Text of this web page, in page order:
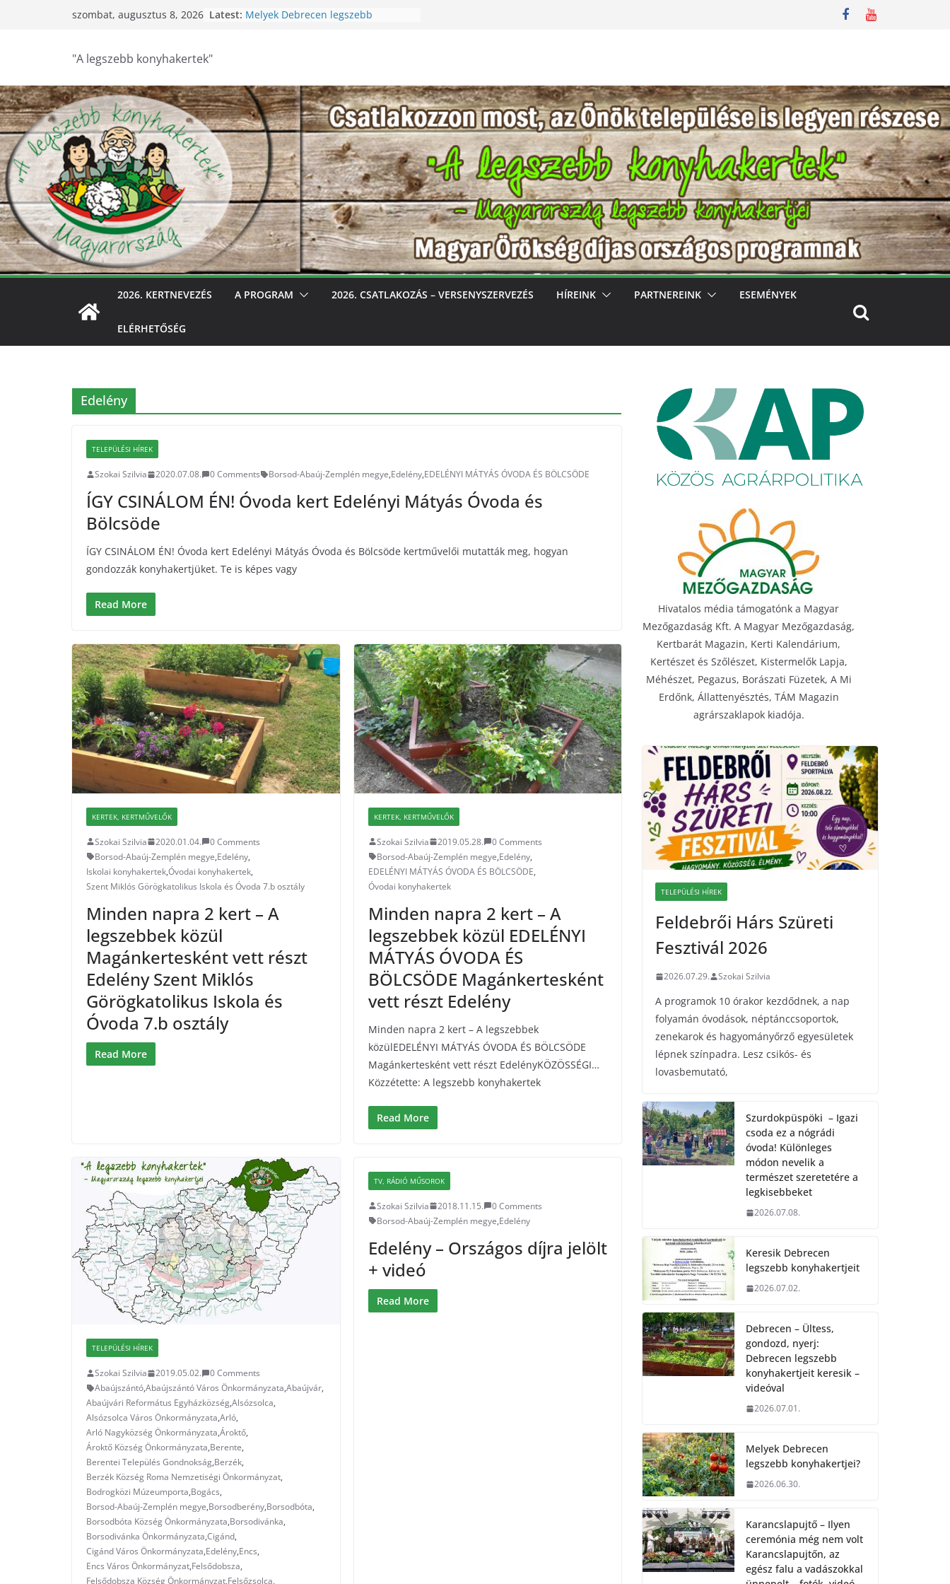
szombat, augusztus 8, 2026 Latest: Melyek Debrecen legszebb
nógrádi óvoda! Különleges módon
nevelik a természet szeretetére a
legkisebbeket
Keresik Debrecen legszebb
konyhakertjeit
Debrecen – Ültess, gondozd, nyerj:
Debrecen legszebb konyhakertjeit
keresik – videóval
"A legszebb konyhakertek"
2026. KERTNEVEZÉS A PROGRAM 2026. CSATLAKOZÁS – VERSENYSZERVEZÉS HÍREINK PARTNEREINK ESEMÉNYEK
ELÉRHETŐSÉG
Edelény
TELEPÜLÉSI HÍREK
Szokai Szilvia 2020.07.08. 0 Comments Borsod-Abaúj-Zemplén megye,Edelény,EDELÉNYI MÁTYÁS ÓVODA ÉS BÖLCSÖDE
ÍGY CSINÁLOM ÉN! Óvoda kert Edelényi Mátyás Óvoda és
Bölcsöde
ÍGY CSINÁLOM ÉN! Óvoda kert Edelényi Mátyás Óvoda és Bölcsöde kertművelői mutatták meg, hogyan
gondozzák konyhakertjüket. Te is képes vagy
Read More
KERTEK, KERTMŰVELŐK
Szokai Szilvia 2020.01.04.
0 Comments
Borsod-Abaúj-Zemplén megye,Edelény,
Iskolai konyhakertek,Óvodai konyhakertek,
Szent Miklós Görögkatolikus Iskola és Óvoda 7.b osztály
Minden napra 2 kert – A
legszebbek közül
Magánkertesként vett részt
Edelény Szent Miklós
Görögkatolikus Iskola és
Óvoda 7.b osztály
Read More
KERTEK, KERTMŰVELŐK
Szokai Szilvia 2019.05.28.
0 Comments
Borsod-Abaúj-Zemplén megye,Edelény,
EDELÉNYI MÁTYÁS ÓVODA ÉS BÖLCSÖDE,
Óvodai konyhakertek
Minden napra 2 kert – A
legszebbek közül EDELÉNYI
MÁTYÁS ÓVODA ÉS
BÖLCSÖDE Magánkertesként
vett részt Edelény
Minden napra 2 kert – A legszebbek
közülEDELÉNYI MÁTYÁS ÓVODA ÉS BÖLCSÖDE
Magánkertesként vett részt EdelényKÖZÖSSÉGI…
Közzétette: A legszebb konyhakertek
Read More
TELEPÜLÉSI HÍREK
Szokai Szilvia 2019.05.02.
0 Comments
Abaújszántó,Abaújszántó Város Önkormányzata,Abaújvár,
Abaújvári Református Egyházközség,Alsózsolca,
Alsózsolca Város Önkormányzata,Arló,
Arló Nagyközség Önkormányzata,Ároktő,
Ároktő Község Önkormányzata,Berente,
Berentei Település Gondnokság,Berzék,
Berzék Község Roma Nemzetiségi Önkormányzat,
Bodrogközi Múzeumporta,Bogács,
Borsod-Abaúj-Zemplén megye,Borsodberény,Borsodbóta,
Borsodbóta Község Önkormányzata,Borsodivánka,
Borsodivánka Önkormányzata,Cigánd,
Cigánd Város Önkormányzata,Edelény,Encs,
Encs Város Önkormányzat,Felsődobsza,
Felsődobsza Község Önkormányzat,Felsőzsolca,
TV, RÁDIÓ MŰSOROK
Szokai Szilvia 2018.11.15.
0 Comments
Borsod-Abaúj-Zemplén megye,Edelény
Edelény – Országos díjra jelölt
+ videó
Read More
Hivatalos média támogatónk a Magyar
Mezőgazdaság Kft. A Magyar Mezőgazdaság,
Kertbarát Magazin, Kerti Kalendárium,
Kertészet és Szőlészet, Kistermelők Lapja,
Méhészet, Pegazus, Borászati Füzetek, A Mi
Erdőnk, Állattenyésztés, TÁM Magazin
agrárszaklapok kiadója.
TELEPÜLÉSI HÍREK
Feldebrői Hárs Szüreti
Fesztivál 2026
2026.07.29. Szokai Szilvia
A programok 10 órakor kezdődnek, a nap
folyamán óvodások, néptánccsoportok,
zenekarok és hagyományőrző egyesületek
lépnek színpadra. Lesz csikós- és
lovasbemutató,
Szurdokpüspöki – Igazi
csoda ez a nógrádi
óvoda! Különleges
módon nevelik a
természet szeretetére a
legkisebbeket
2026.07.08.
Keresik Debrecen
legszebb konyhakertjeit
2026.07.02.
Debrecen – Ültess,
gondozd, nyerj:
Debrecen legszebb
konyhakertjeit keresik –
videóval
2026.07.01.
Melyek Debrecen
legszebb konyhakertjei?
2026.06.30.
Karancslapujtő – Ilyen
ceremónia még nem volt
Karancslapujtőn, az
egész falu a vadászokkal